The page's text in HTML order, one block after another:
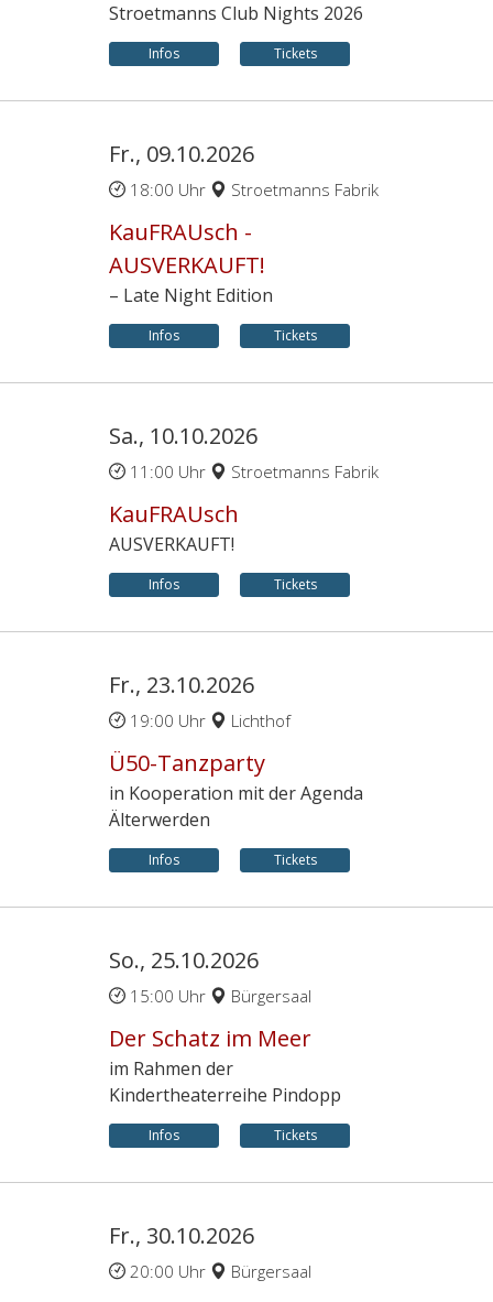
Stroetmanns Club Nights 2026
Infos Tickets
Fr., 09.10.2026
18:00 Uhr Stroetmanns Fabrik
KauFRAUsch -
AUSVERKAUFT!
– Late Night Edition
Infos Tickets
Sa., 10.10.2026
11:00 Uhr Stroetmanns Fabrik
KauFRAUsch
AUSVERKAUFT!
Infos Tickets
Fr., 23.10.2026
19:00 Uhr Lichthof
Ü50-Tanzparty
in Kooperation mit der Agenda
Älterwerden
Infos Tickets
So., 25.10.2026
15:00 Uhr Bürgersaal
Der Schatz im Meer
im Rahmen der
Kindertheaterreihe Pindopp
Infos Tickets
Fr., 30.10.2026
20:00 Uhr Bürgersaal